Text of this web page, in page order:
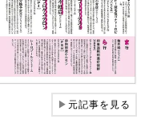
▶元記事を見る